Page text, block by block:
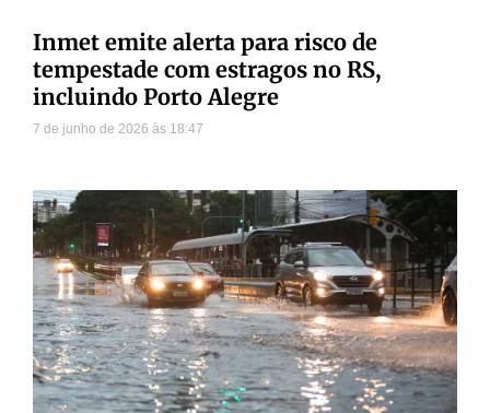
Inmet emite alerta para risco de
tempestade com estragos no RS,
incluindo Porto Alegre
7 de junho de 2026 18:47